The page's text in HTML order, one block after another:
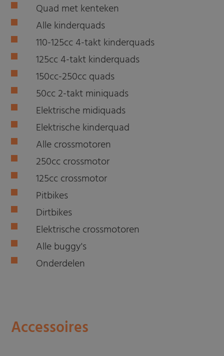
Quad met kenteken
Alle kinderquads
110-125cc 4-takt kinderquads
125cc 4-takt kinderquads
150cc-250cc quads
50cc 2-takt miniquads
Elektrische midiquads
Elektrische kinderquad
Alle crossmotoren
250cc crossmotor
125cc crossmotor
Pitbikes
Dirtbikes
Elektrische crossmotoren
Alle buggy's
Onderdelen
Accessoires